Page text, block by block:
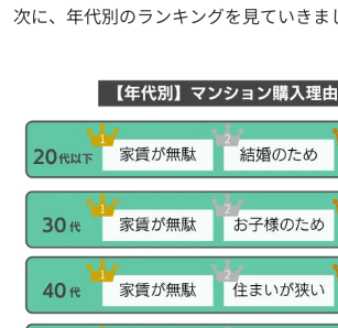
次に、年代別のランキングを見ていきま